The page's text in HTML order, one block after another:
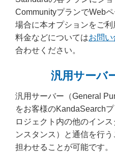
CommunityプランでWeb
場合に本オプションをご利
料金などについてはお問い
合わせください。
汎用サーバ
汎用サーバー（General
をお客様のKandaSearch
ロジェクト内の他のイン
ンスタンス）と通信を行
担わせることが可能です。